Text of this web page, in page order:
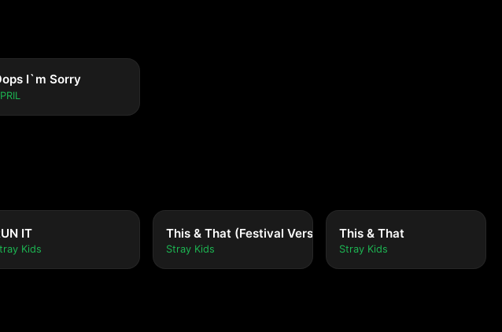
I`m Sorry
IT
Kids
This & That (Festival Version)
Stray Kids
This & That
Stray Kids